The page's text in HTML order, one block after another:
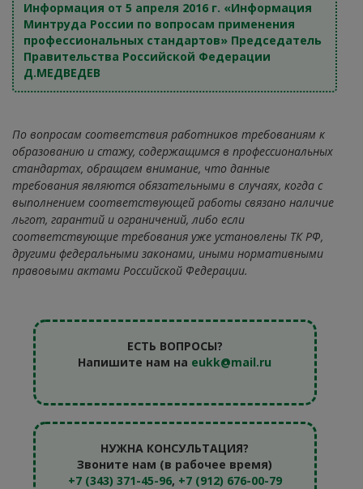
Информация от 5 апреля 2016 г. «Информация
Минтруда России по вопросам применения
профессиональных стандартов» Председатель
Правительства Российской Федерации
Д.МЕДВЕДЕВ
По вопросам соответствия работников требованиям к
образованию и стажу, содержащимся в профессиональных
стандартах, обращаем внимание, что данные
требования являются обязательными в случаях, когда с
выполнением соответствующей работы связано наличие
льгот, гарантий и ограничений, либо если
соответствующие требования уже установлены ТК РФ,
другими федеральными законами, иными нормативными
правовыми актами Российской Федерации.
ЕСТЬ ВОПРОСЫ?
Напишите нам на eukk@mail.ru
НУЖНА КОНСУЛЬТАЦИЯ?
Звоните нам (в рабочее время)
+7 (343) 371-45-96, +7 (912) 676-00-79